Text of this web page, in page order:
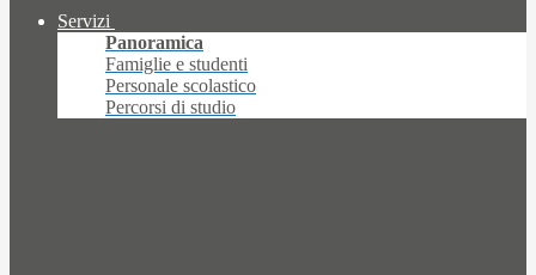
Servizi
Panoramica
Famiglie e studenti
Personale scolastico
Percorsi di studio